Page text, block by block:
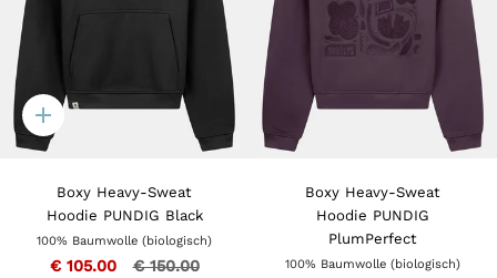
Quick
add
Boxy Heavy-Sweat
Hoodie PUNDIG Black
100% Baumwolle (biologisch)
€ 105.00 € 150.00
Boxy Heavy-Sweat
Hoodie PUNDIG
PlumPerfect
100% Baumwolle (biologisch)